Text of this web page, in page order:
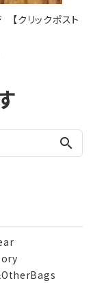
【クリックポスト
search